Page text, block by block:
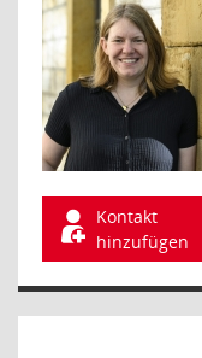
Kontakt
hinzufügen